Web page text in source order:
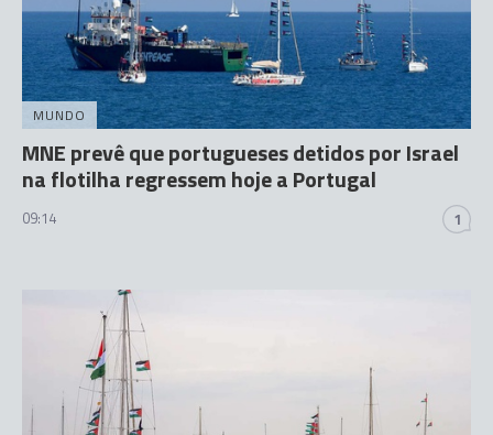
MUNDO
MNE prevê que portugueses detidos por Israel
na flotilha regressem hoje a Portugal
09:14 1